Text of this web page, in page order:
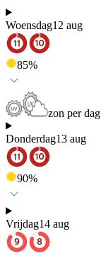
Woensdag12 aug
85%
zon per dag
Donderdag13 aug
90%
Vrijdag14 aug